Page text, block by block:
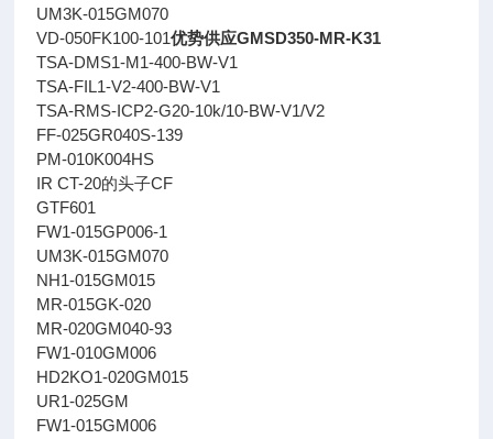
UM3K-015GM070
VD-050FK100-101优势供应GMSD350-MR-K31
TSA-DMS1-M1-400-BW-V1
TSA-FIL1-V2-400-BW-V1
TSA-RMS-ICP2-G20-10k/10-BW-V1/V2
FF-025GR040S-139
PM-010K004HS
IR CT-20的头子CF
GTF601
FW1-015GP006-1
UM3K-015GM070
NH1-015GM015
MR-015GK-020
MR-020GM040-93
FW1-010GM006
HD2KO1-020GM015
UR1-025GM
FW1-015GM006